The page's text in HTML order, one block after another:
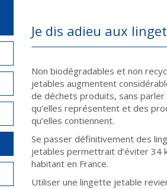
Je dis adieu aux
Non biodégradables et non
jetables augmentent
de déchets produits, sans parler
qu’elles représentent et des
qu’elles contiennent.
Se passer définitivement des
jetables permettrait d’éviter 34
habitant en France.
Utiliser une lingette jetable